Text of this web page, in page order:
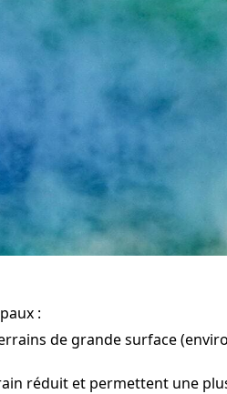
:
de grande surface
réduit et permettent une